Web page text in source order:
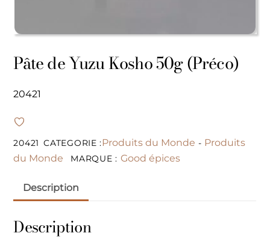
Pâte de Yuzu Kosho 50g (Préco)
20421
20421 CATEGORIE :Produits du Monde - Produits
du Monde
MARQUE : Good épices
Description
Description